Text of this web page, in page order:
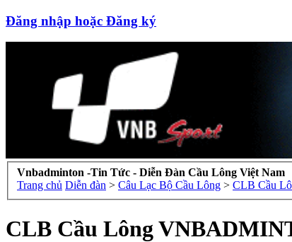
Đăng nhập hoặc Đăng ký
Vnbadminton -Tin Tức - Diễn Đàn Cầu Lông Việt Nam
Trang chủ Diễn đàn > Câu Lạc Bộ Cầu Lông > CLB Cầu
CLB Cầu Lông